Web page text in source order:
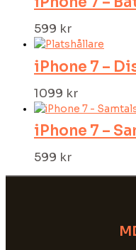
599 kr
iPhone 7 –
1099 kr
iPhone 7 –
599 kr